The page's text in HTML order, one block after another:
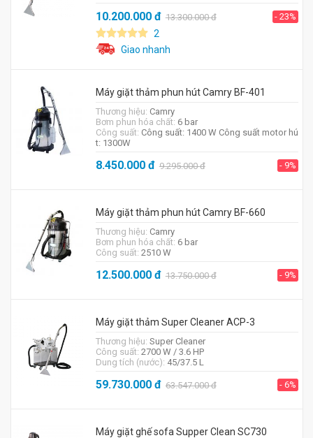
10.200.000đ 13.300.000đ - 23%
2
Giao nhanh
Máy giặt thảm phun hút Camry BF-401
Thương hiệu: Camry
Bơm phun hóa chất: 6 bar
Công suất: Công suất: 1400 W Công suất motor hú
t: 1300W
8.450.000đ 9.295.000đ - 9%
Máy giặt thảm phun hút Camry BF-660
Thương hiệu: Camry
Bơm phun hóa chất: 6 bar
Công suất: 2510 W
12.500.000đ 13.750.000đ - 9%
Máy giặt thảm Super Cleaner ACP-3
Thương hiệu: Super Cleaner
Công suất: 2700 W / 3.6 HP
Dung tích (nước): 45/37.5 L
59.730.000đ 63.547.000đ - 6%
Máy giặt ghế sofa Supper Clean SC730